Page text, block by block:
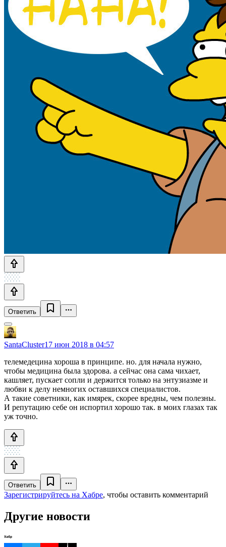
Ответить
SantaCluster17 июн 2018 в 04:57
телемедецина хороша в принципе. но. для начала нужно,
чтобы медицина была здорова. а сейчас она сама чихает,
кашляет, пускает сопли и держится только на энтузиазме и
любви к делу немногих оставшихся специалистов.
А такие советники, как имярек, скорее вредны, чем полезны.
И репутацию себе он испортил хорошо так. в моих глазах так
уж точно.
Ответить
Зарегистрируйтесь на Хабре, чтобы оставить комментарий
Другие новости